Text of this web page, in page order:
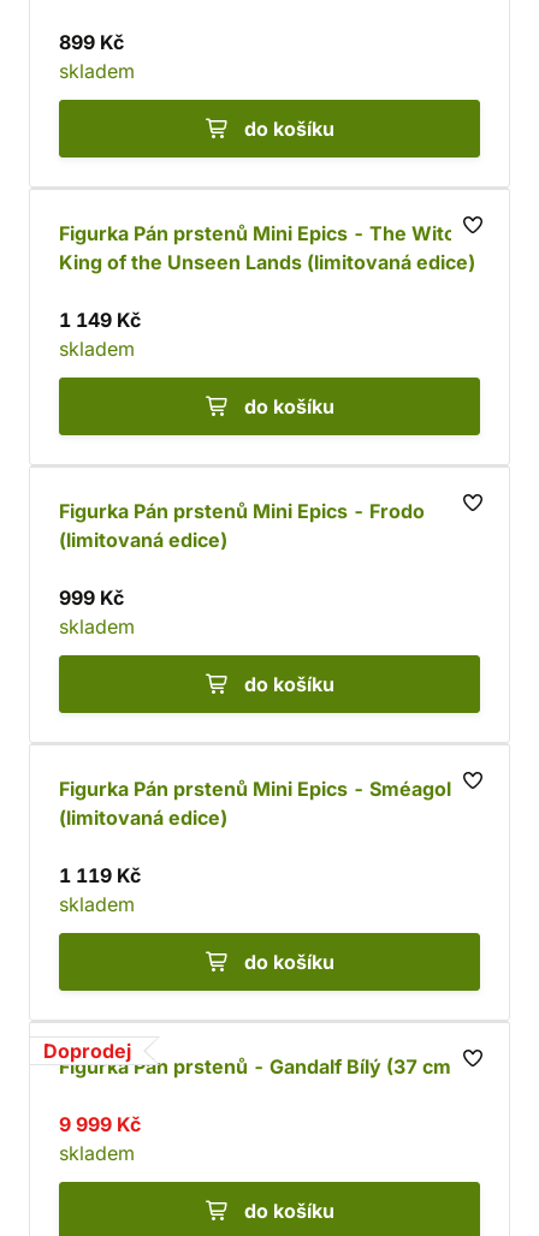
899 Kč
skladem
do košíku
Figurka Pán prstenů Mini Epics - The Witch-
King of the Unseen Lands (limitovaná edice)
1 149 Kč
skladem
do košíku
Figurka Pán prstenů Mini Epics - Frodo
(limitovaná edice)
999 Kč
skladem
do košíku
Figurka Pán prstenů Mini Epics - Sméagol
(limitovaná edice)
1 119 Kč
skladem
do košíku
Doprodej
Figurka Pán prstenů - Gandalf Bílý (37 cm)
9 999 Kč
skladem
do košíku